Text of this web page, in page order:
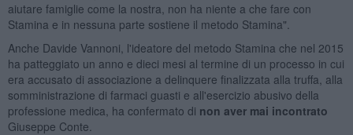
aiutare famiglie come la nostra, non ha niente a che fare con
Stamina e in nessuna parte sostiene il metodo Stamina".
Anche Davide Vannoni, l'ideatore del metodo Stamina che nel 2015
ha patteggiato un anno e dieci mesi al termine di un processo in cui
era accusato di associazione a delinquere finalizzata alla truffa, alla
somministrazione di farmaci guasti e all'esercizio abusivo della
professione medica, ha confermato di non aver mai incontrato
Giuseppe Conte.